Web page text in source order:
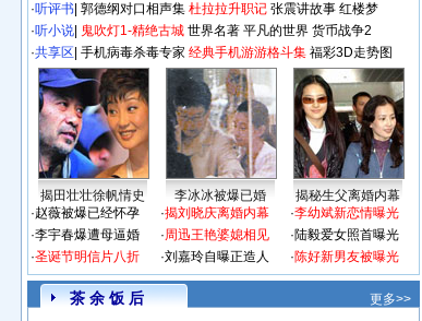
·听评书 郭德纲对口相声集 杜拉拉升职记 张震讲故事 红楼梦
·听小说 鬼吹灯1-精绝古城 世界名著 平凡的世界 货币战争2
·共享区 手机病毒杀毒专家 经典手机游游格斗集 福彩3D走势图
揭田壮壮徐帆情史 李冰冰被爆已婚
揭秘生父离婚内幕
·赵薇被爆已经怀孕
·李宇春爆遭母逼婚
·圣诞节明信片八折
·揭刘晓庆离婚内幕
·周迅王艳婆媳相见
·刘嘉玲自曝正造人
·李幼斌新恋情曝光
·陆毅爱女照首曝光
·陈好新男友被曝光
茶 余 饭 后
更多>>